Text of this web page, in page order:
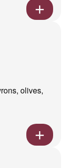
olives,